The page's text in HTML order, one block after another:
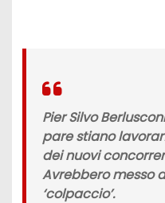
Pier Silvo
pare stiano
dei nuovi
Avrebbero messo
‘colpaccio’.